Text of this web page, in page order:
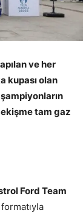
ve her
kupası olan
tam gaz
Ford Team